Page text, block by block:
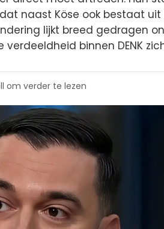
naast Köse ook bestaat uit
lijkt breed gedragen
binnen DENK
om verder te lezen